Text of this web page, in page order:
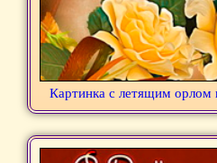
Картинка с летящим